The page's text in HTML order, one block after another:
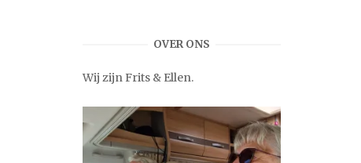
OVER ONS
Wij zijn Frits & Ellen.